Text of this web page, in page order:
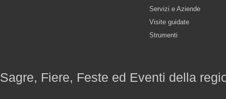
Servizi e Aziende
Visite guidate
Strumenti
Sagre, Fiere, Feste ed Eventi della